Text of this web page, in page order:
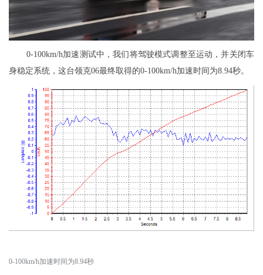
0-100km/h加速测试中，我们将驾驶模式调整至运动，并关闭车
身稳定系统，这台领克06最终取得的0-100km/h加速时间为8.94秒。
0-100km/h加速时间为8.94秒